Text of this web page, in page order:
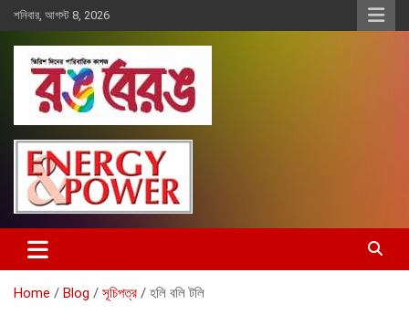
Skip
to
content
শনিবার, আগস্ট 8, 2026
রঙ বেরঙ
Home Blog সূচিপত্র হলি বলি টলি